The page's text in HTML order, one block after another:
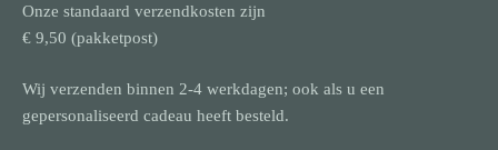
Onze standaard verzendkosten zijn
€ 9,50 (pakketpost)
Wij verzenden binnen 2-4 werkdagen; ook als u een
gepersonaliseerd cadeau heeft besteld.